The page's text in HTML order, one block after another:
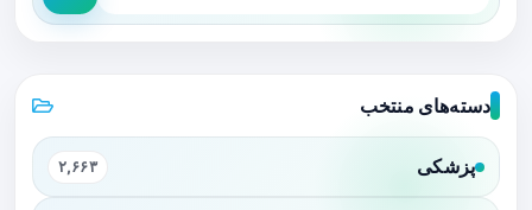
دسته‌های منتخب
پزشکی ۲,۶۶۳